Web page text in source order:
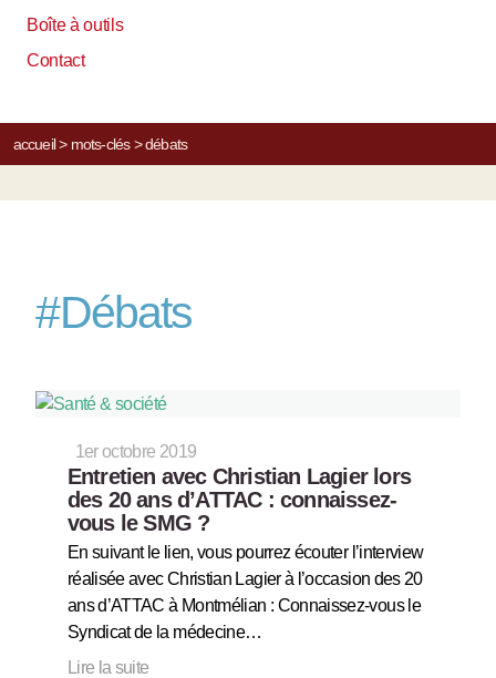
Boîte à outils
Contact
accueil> mots-clés> débats
#Débats
1er octobre 2019
Entretien avec Christian Lagier lors
des 20 ans d’ATTAC : connaissez-
vous le SMG ?
En suivant le lien, vous pourrez écouter l’interview
réalisée avec Christian Lagier à l’occasion des 20
ans d’ATTAC à Montmélian : Connaissez-vous le
Syndicat de la médecine…
Lire la suite